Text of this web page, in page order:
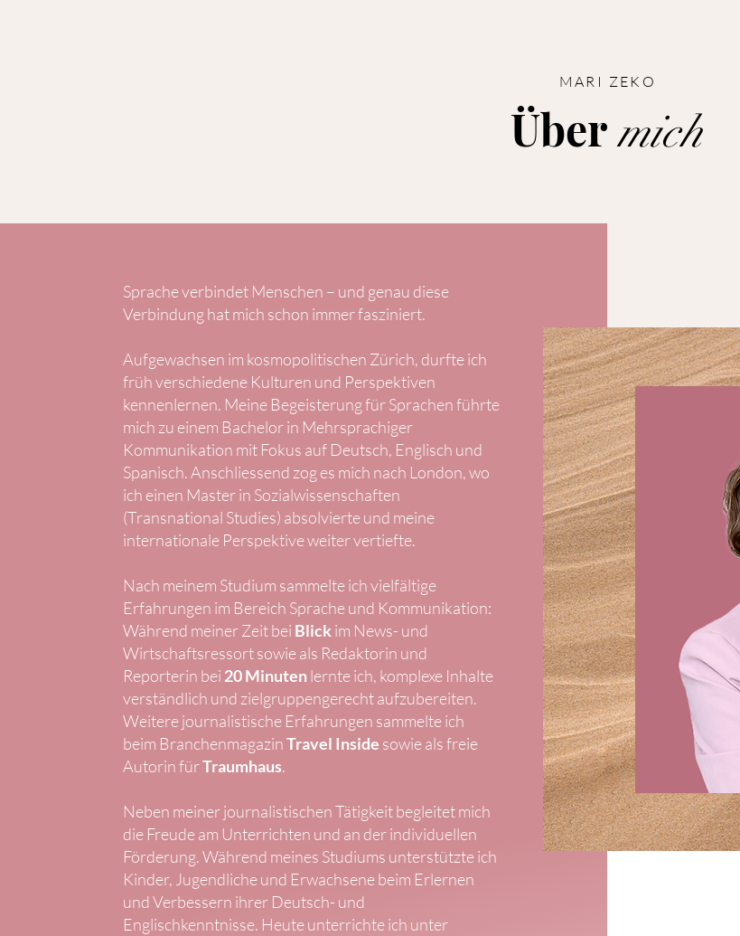
MARI ZEKO
Übermich
Sprache verbindet Menschen – und genau diese
Verbindung hat mich schon immer fasziniert.
Aufgewachsen im kosmopolitischen Zürich, durfte ich
früh verschiedene Kulturen und Perspektiven
kennenlernen. Meine Begeisterung für Sprachen führte
mich zu einem Bachelor in Mehrsprachiger
Kommunikation mit Fokus auf Deutsch, Englisch und
Spanisch.Anschliessend zog es mich nach London, wo
ich einen Master in Sozialwissenschaften
(Transnational Studies) absolvierte und meine
internationale Perspektive weiter vertiefte.
Nach meinem Studium sammelte ich vielfältige
Erfahrungen im Bereich Sprache und Kommunikation:
Während meiner Zeit bei Blick im News- und
Wirtschaftsressort sowie als Redaktorin und
Reporterin bei 20 Minutenlernte ich, komplexe Inhalte
verständlich und zielgruppengerecht aufzubereiten.
Weitere journalistische Erfahrungen sammelte ich
beim BranchenmagazinTravel Inside sowie als freie
Autorin fürTraumhaus.
Neben meiner journalistischen Tätigkeit begleitet mich
die Freude am Unterrichten und an der individuellen
Förderung. Während meines Studiums unterstützte ich
Kinder, Jugendliche und Erwachsene beim Erlernen
und Verbessern ihrer Deutsch- und
Englischkenntnisse. Heute unterrichte ich unter